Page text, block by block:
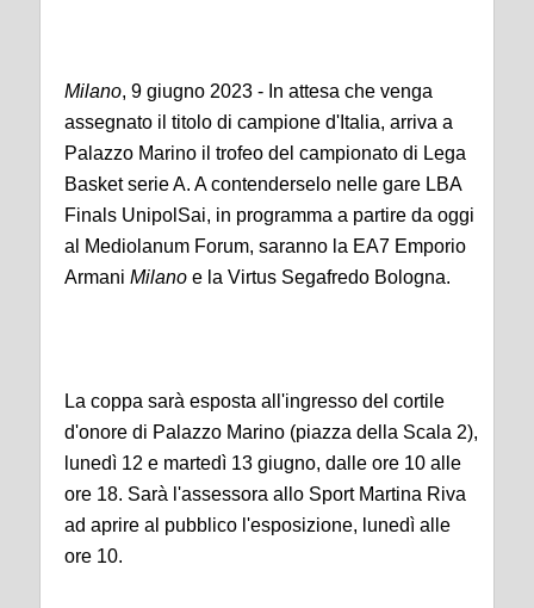
Milano, 9 giugno 2023 - In attesa che venga
assegnato il titolo di campione d'Italia, arriva a
Palazzo Marino il trofeo del campionato di Lega
Basket serie A. A contenderselo nelle gare LBA
Finals UnipolSai, in programma a partire da oggi
al Mediolanum Forum, saranno la EA7 Emporio
Armani Milano e la Virtus Segafredo Bologna.
La coppa sarà esposta all'ingresso del cortile
d'onore di Palazzo Marino (piazza della Scala 2),
lunedì 12 e martedì 13 giugno, dalle ore 10 alle
ore 18. Sarà l'assessora allo Sport Martina Riva
ad aprire al pubblico l'esposizione, lunedì alle
ore 10.